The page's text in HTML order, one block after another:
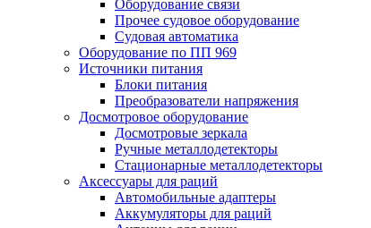
Оборудование связи
Прочее судовое оборудование
Судовая автоматика
Оборудование по ПП 969
Источники питания
Блоки питания
Преобразователи напряжения
Досмотровое оборудование
Досмотровые зеркала
Ручные металлодетекторы
Стационарные металлодетекторы
Аксессуары для раций
Автомобильные адаптеры
Аккумуляторы для раций